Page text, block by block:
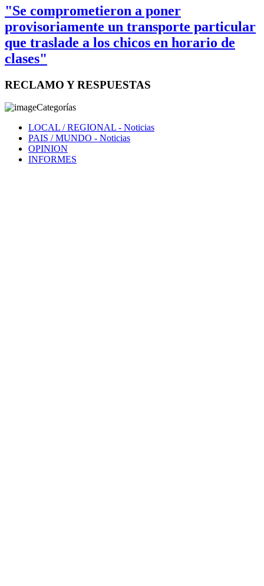
"Se comprometieron a poner
provisoriamente un transporte particular
que traslade a los chicos en horario de
clases"
RECLAMO Y RESPUESTAS
Categorías
LOCAL / REGIONAL - Noticias
PAIS / MUNDO - Noticias
OPINION
INFORMES